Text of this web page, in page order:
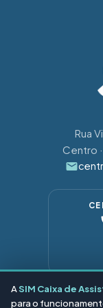
Rua
Centro
ASIM Caixa de
para o